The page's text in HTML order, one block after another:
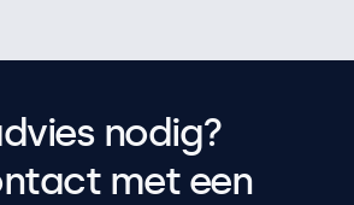
nodig?
met een